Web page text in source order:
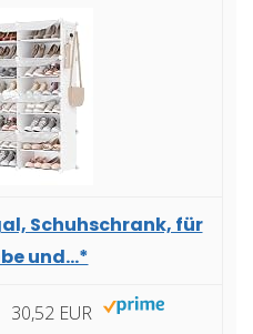
Schuhschrank, für
und...*
30,52 EUR